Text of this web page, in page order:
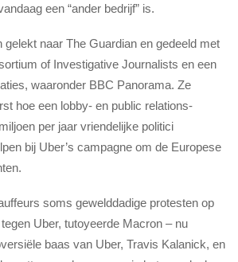
een “ander bedrijf” is.
gelekt naar The Guardian en gedeeld met
of Investigative Journalists en een
waaronder BBC Panorama. Ze
hoe een lobby- en public relations-
per jaar vriendelijke politici
bij Uber’s campagne om de Europese
soms gewelddadige protesten op
Uber, tutoyeerde Macron – nu
baas van Uber, Travis Kalanick, en